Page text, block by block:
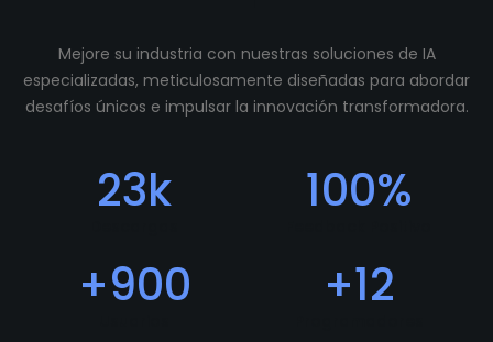
Mejore su industria con nuestras soluciones de IA
especializadas, meticulosamente diseñadas para abordar
desafíos únicos e impulsar la innovación transformadora.
23k 100%
+900 +12